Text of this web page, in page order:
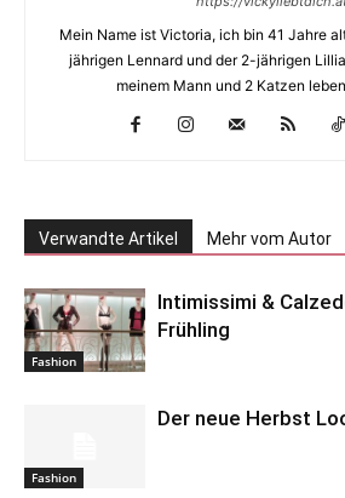
Mein Name ist Victoria, ich bin 41 Jahre
jährigen Lennard und der 2-jährigen
meinem Mann und 2 Katzen
Verwandte Artikel Mehr vom Autor
Fashion
Intimissimi &
Frühling
Fashion
Der neue Herbst